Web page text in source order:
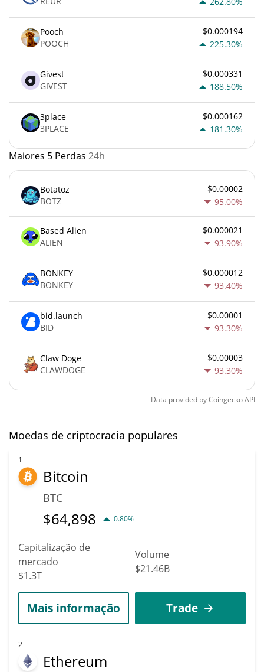
Pooch
POOCH
$0.000194
225.30%
Givest
GIVEST
$0.000331
188.50%
3place
3PLACE
$0.000162
181.30%
Maiores 5 Perdas 24h
Botatoz
BOTZ
$0.00002
95.00%
Based Alien
ALIEN
$0.000021
93.90%
BONKEY
BONKEY
$0.000012
93.40%
bid.launch
BID
$0.00001
93.30%
Claw Doge
CLAWDOGE
$0.00003
93.30%
Data provided byCoingeckoAPI
Moedas de criptocracia populares
1
Bitcoin
BTC
$64,898 0.80%
Capitalização de
mercado
$1.3T
Volume
$21.46B
Mais informação Trade
2
Ethereum